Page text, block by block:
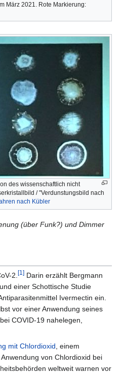
März 2021. Rote Markierung:
des wissenschaftlich nicht
/ "Verdunstungsbild nach
nach Kübler
(über Funk?) und Dimmer
2.[1] Darin erzählt Bergmann
einer Schottische Studie
Ivermectin ein.
vor einer Anwendung seines
COVID-19 nahelegen,
mit Chlordioxid, einem
von Chlordioxid bei
weltweit warnen vor